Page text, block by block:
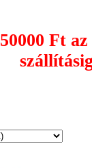
50000 Ft az